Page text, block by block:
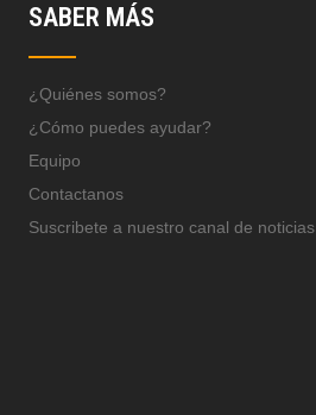
SABER MÁS
¿Quiénes somos?
¿Cómo puedes ayudar?
Equipo
Contactanos
Suscribete a nuestro canal de noticias